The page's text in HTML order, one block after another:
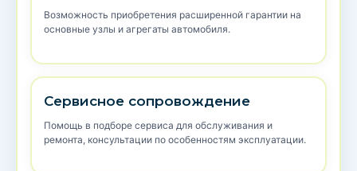
Возможность приобретения расширенной гарантии на
основные узлы и агрегаты автомобиля.
Сервисное сопровождение
Помощь в подборе сервиса для обслуживания и
ремонта, консультации по особенностям эксплуатации.